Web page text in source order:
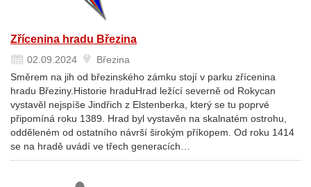
Zřícenina hradu Březina
02.09.2024
Březina
Směrem na jih od březinského zámku stojí v parku zřícenina
hradu Březiny.Historie hraduHrad ležící severně od Rokycan
vystavěl nejspíše Jindřich z Elstenberka, který se tu poprvé
připomíná roku 1389. Hrad byl vystavěn na skalnatém ostrohu,
odděleném od ostatního návrší širokým příkopem. Od roku 1414
se na hradě uvádí ve třech generacích…